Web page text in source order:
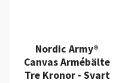
Nordic Army®
Canvas Armébälte
Tre Kronor - Svart